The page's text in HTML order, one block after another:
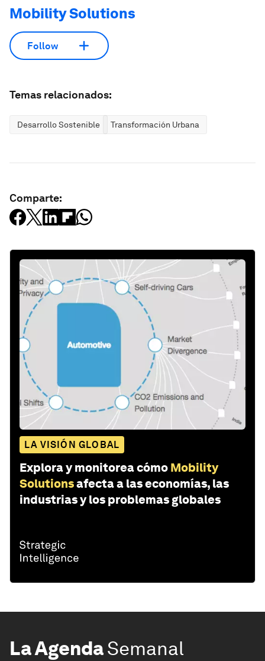
Mobility Solutions
Follow
Temas relacionados:
Desarrollo Sostenible Transformación Urbana
Comparte:
LA VISIÓN GLOBAL
Explora y monitorea cómo Mobility
Solutionsafecta a las economías, las
industrias y los problemas globales
La AgendaSemanal